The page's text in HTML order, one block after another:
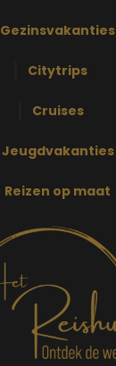
Gezinsvakanties
Citytrips
Cruises
Jeugdvakanties
Reizen op maat